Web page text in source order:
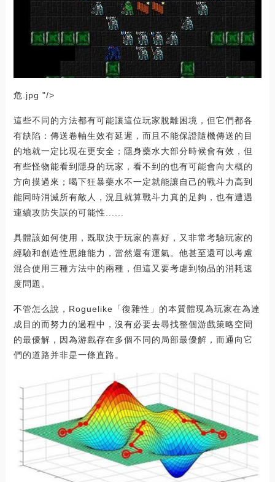
危.jpg "/>
這些不同的方法都有可能讓這位玩家脫離困境，但它們都各
有缺陷：傳送卷軸生效有延遲，而且不能保證隨機傳送的目
的地就一定比現在更安全；隱身藥水大部分時候會有效，但
有些怪物能看到隱身的玩家，看不到的也有可能會向大概的
方向摸過來；喝下狂暴藥水不一定就能讓自己的戰斗力高到
能同時消滅所有敵人，況且就算戰斗力真的足夠，也有遭遇
連續攻防失誤的可能性......
具體該如何使用，既取決于玩家的喜好，又非常考驗玩家的
經驗和創造性思維能力，當然還有運氣。他甚至還可以考慮
混合使用三種方法中的兩種，但這又要考慮到物品的消耗速
度問題。
不管怎么說，Roguelike「復雜性」的本質體現為玩家在為達
成目的而努力的過程中，沒有必要去尋找整個游戲策略空間
的最優解，因為游戲存在多個不同的局部最優解，而通向它
們的道路并非是一條直路。